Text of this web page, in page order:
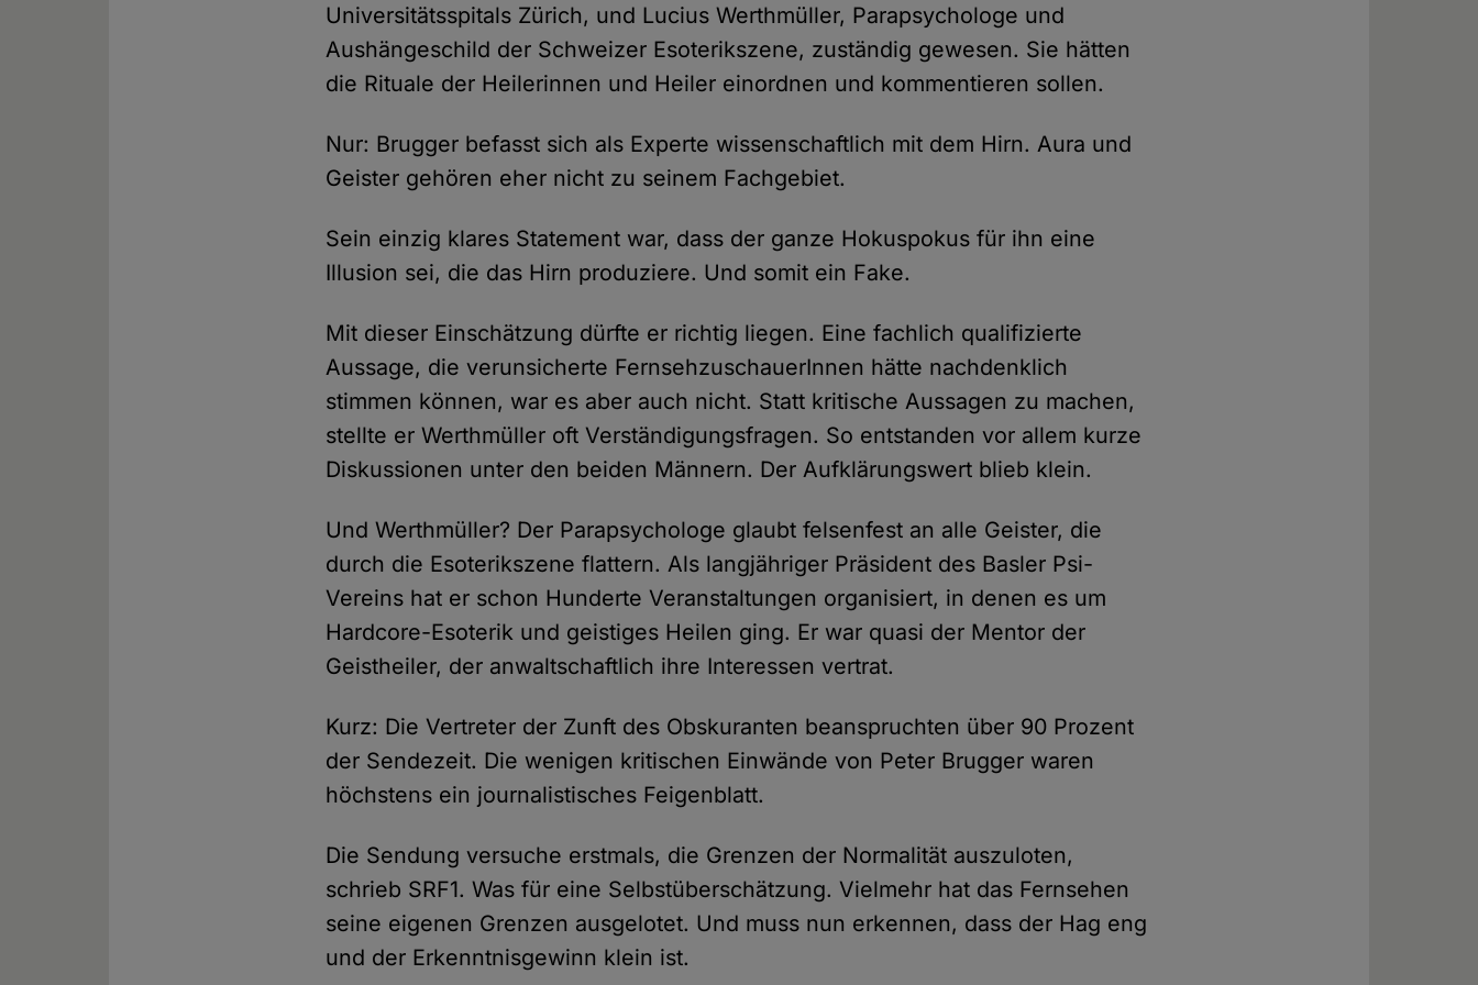
Universitätsspitals Zürich, und Lucius Werthmüller, Parapsychologe und
Aushängeschild der Schweizer Esoterikszene, zuständig gewesen. Sie hätten
die Rituale der Heilerinnen und Heiler einordnen und kommentieren sollen.
Nur: Brugger befasst sich als Experte wissenschaftlich mit dem Hirn. Aura und
Geister gehören eher nicht zu seinem Fachgebiet.
Sein einzig klares Statement war, dass der ganze Hokuspokus für ihn eine
Illusion sei, die das Hirn produziere. Und somit ein Fake.
Mit dieser Einschätzung dürfte er richtig liegen. Eine fachlich qualifizierte
Aussage, die verunsicherte FernsehzuschauerInnen hätte nachdenklich
stimmen können, war es aber auch nicht. Statt kritische Aussagen zu machen,
stellte er Werthmüller oft Verständigungsfragen. So entstanden vor allem kurze
Diskussionen unter den beiden Männern. Der Aufklärungswert blieb klein.
Und Werthmüller? Der Parapsychologe glaubt felsenfest an alle Geister, die
durch die Esoterikszene flattern. Als langjähriger Präsident des Basler Psi-
Vereins hat er schon Hunderte Veranstaltungen organisiert, in denen es um
Hardcore-Esoterik und geistiges Heilen ging. Er war quasi der Mentor der
Geistheiler, der anwaltschaftlich ihre Interessen vertrat.
Kurz: Die Vertreter der Zunft des Obskuranten beanspruchten über 90 Prozent
der Sendezeit. Die wenigen kritischen Einwände von Peter Brugger waren
höchstens ein journalistisches Feigenblatt.
Die Sendung versuche erstmals, die Grenzen der Normalität auszuloten,
schrieb SRF1. Was für eine Selbstüberschätzung. Vielmehr hat das Fernsehen
seine eigenen Grenzen ausgelotet. Und muss nun erkennen, dass der Hag eng
und der Erkenntnisgewinn klein ist.